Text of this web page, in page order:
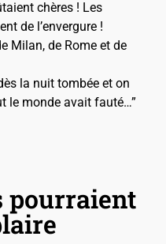
chères ! Les
de l’envergure !
Milan, de Rome et de
la nuit tombée et on
le monde avait fauté…”
pourraient